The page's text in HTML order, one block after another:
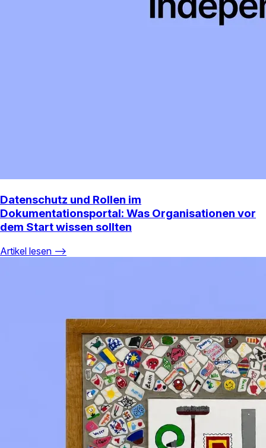
Datenschutz und Rollen im
Dokumentationsportal: Was Organisationen vor
dem Start wissen sollten
Artikel lesen ⟶